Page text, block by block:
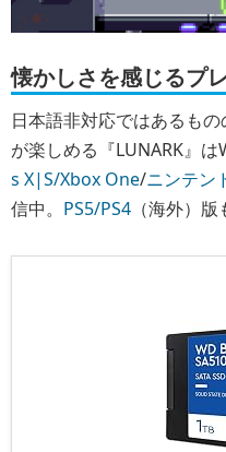
懐かしさを感じるプ
日本語非対応ではあるも
が楽しめる『LUNARK』
s X|S/Xbox One/ニンテン
信中。 PS5/PS4 （海外）